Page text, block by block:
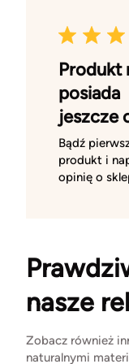
Produkt
posiada
jeszcze
Bądź
produkt i
opinię o
nasze
Zobacz również
naturalnymi